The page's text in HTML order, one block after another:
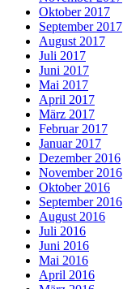
Oktober 2017
September 2017
August 2017
Juli 2017
Juni 2017
Mai 2017
April 2017
März 2017
Februar 2017
Januar 2017
Dezember 2016
November 2016
Oktober 2016
September 2016
August 2016
Juli 2016
Juni 2016
Mai 2016
April 2016